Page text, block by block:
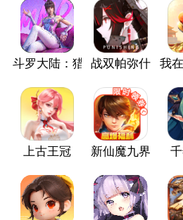
斗罗大陆：猎魂世界战双帕弥什 我
上古王冠 新仙魔九界